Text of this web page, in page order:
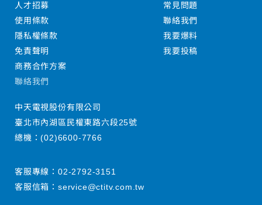
人才招募
使用條款
隱私權條款
免責聲明
商務合作方案
常見問題
聯絡我們
我要爆料
我要投稿
聯絡我們
中天電視股份有限公司
臺北市內湖區民權東路六段25號
總機：(02)6600-7766
客服專線： 02-2792-3151
客服信箱： service@ctitv.com.tw